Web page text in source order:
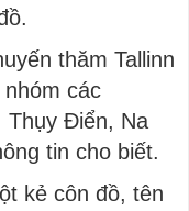
thăm Tallinn
các
Thụy Điển, Na
tin cho biết.
kẻ côn đồ, tên